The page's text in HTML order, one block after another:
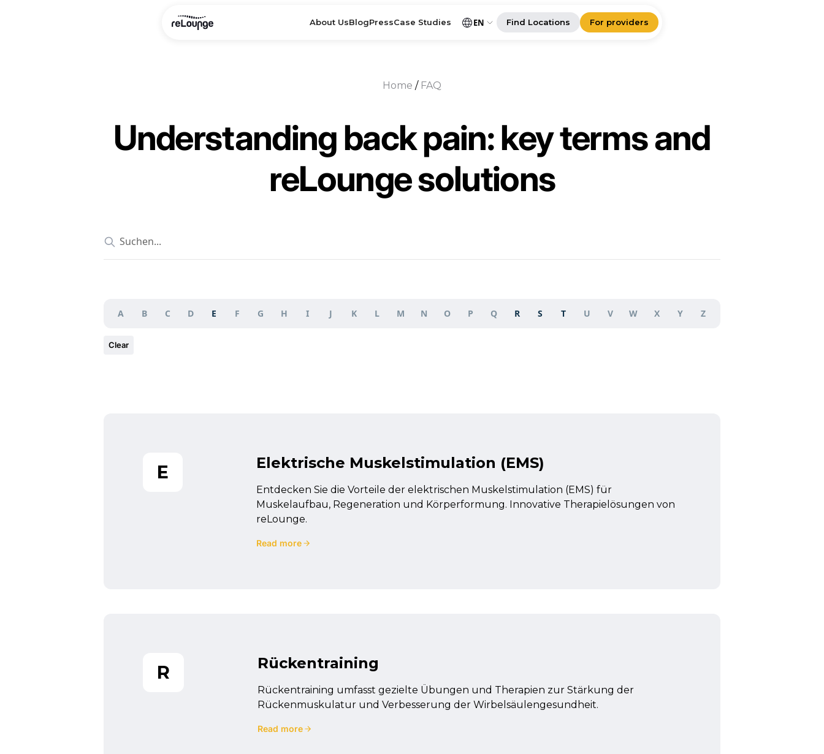
About UsBlogPressCase Studies EN Find Locations For providers
Home / FAQ
Understanding back pain: key terms and
reLounge solutions
A B C D E F G H I J K L M N O P Q R S T U V W X Y Z
Clear
E Elektrische Muskelstimulation (EMS)
Entdecken Sie die Vorteile der elektrischen Muskelstimulation (EMS) für
Muskelaufbau, Regeneration und Körperformung. Innovative Therapielösungen von
reLounge.
Read more
R Rückentraining
Rückentraining umfasst gezielte Übungen und Therapien zur Stärkung der
Rückenmuskulatur und Verbesserung der Wirbelsäulengesundheit.
Read more